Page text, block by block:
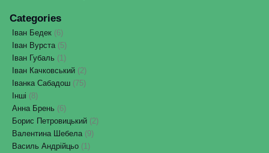
Categories
Іван Бедек (6)
Іван Вурста (5)
Іван Губаль (1)
Іван Качковський (2)
Іванка Сабадош (75)
Інші (8)
Анна Брень (6)
Борис Петровицький (2)
Валентина Шебела (9)
Василь Андрійцьо (1)